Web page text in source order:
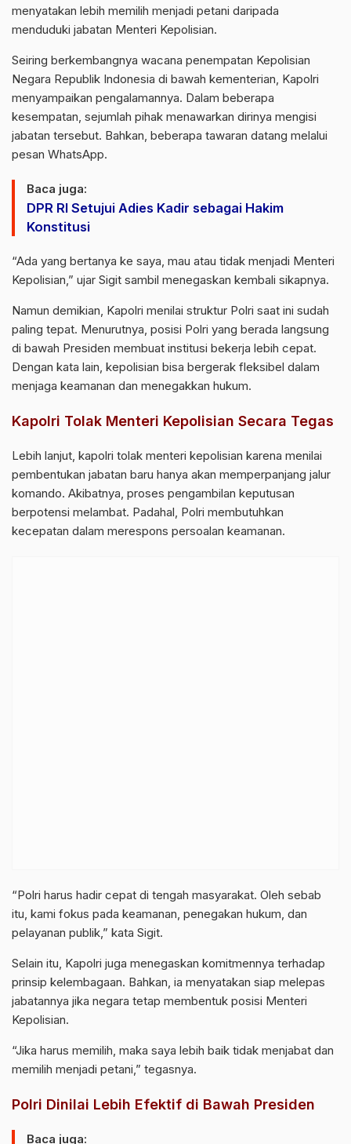
menyatakan lebih memilih menjadi petani daripada
menduduki jabatan Menteri Kepolisian.
Seiring berkembangnya wacana penempatan Kepolisian
Negara Republik Indonesia di bawah kementerian, Kapolri
menyampaikan pengalamannya. Dalam beberapa
kesempatan, sejumlah pihak menawarkan dirinya mengisi
jabatan tersebut. Bahkan, beberapa tawaran datang melalui
pesan WhatsApp.
Baca juga:
DPR RI Setujui Adies Kadir sebagai Hakim
Konstitusi
“Ada yang bertanya ke saya, mau atau tidak menjadi Menteri
Kepolisian,” ujar Sigit sambil menegaskan kembali sikapnya.
Namun demikian, Kapolri menilai struktur Polri saat ini sudah
paling tepat. Menurutnya, posisi Polri yang berada langsung
di bawah Presiden membuat institusi bekerja lebih cepat.
Dengan kata lain, kepolisian bisa bergerak fleksibel dalam
menjaga keamanan dan menegakkan hukum.
Kapolri Tolak Menteri Kepolisian Secara Tegas
Lebih lanjut, kapolri tolak menteri kepolisian karena menilai
pembentukan jabatan baru hanya akan memperpanjang jalur
komando. Akibatnya, proses pengambilan keputusan
berpotensi melambat. Padahal, Polri membutuhkan
kecepatan dalam merespons persoalan keamanan.
“Polri harus hadir cepat di tengah masyarakat. Oleh sebab
itu, kami fokus pada keamanan, penegakan hukum, dan
pelayanan publik,” kata Sigit.
Selain itu, Kapolri juga menegaskan komitmennya terhadap
prinsip kelembagaan. Bahkan, ia menyatakan siap melepas
jabatannya jika negara tetap membentuk posisi Menteri
Kepolisian.
“Jika harus memilih, maka saya lebih baik tidak menjabat dan
memilih menjadi petani,” tegasnya.
Polri Dinilai Lebih Efektif di Bawah Presiden
Baca juga: